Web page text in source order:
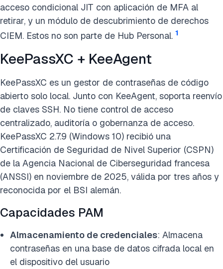
acceso condicional JIT con aplicación de MFA al
retirar, y un módulo de descubrimiento de derechos
CIEM. Estos no son parte de Hub Personal. 1
KeePassXC + KeeAgent
KeePassXC es un gestor de contraseñas de código
abierto solo local. Junto con KeeAgent, soporta reenvío
de claves SSH. No tiene control de acceso
centralizado, auditoría o gobernanza de acceso.
KeePassXC 2.7.9 (Windows 10) recibió una
Certificación de Seguridad de Nivel Superior (CSPN)
de la Agencia Nacional de Ciberseguridad francesa
(ANSSI) en noviembre de 2025, válida por tres años y
reconocida por el BSI alemán.
Capacidades PAM
Almacenamiento de credenciales: Almacena
contraseñas en una base de datos cifrada local en
el dispositivo del usuario